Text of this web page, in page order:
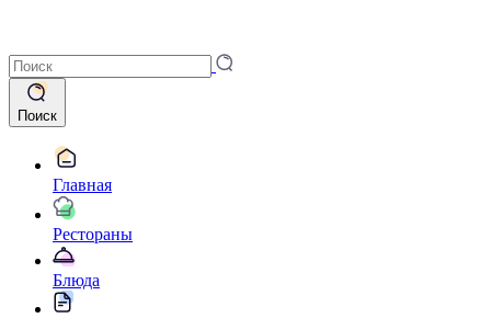
Поиск
Главная
Рестораны
Блюда